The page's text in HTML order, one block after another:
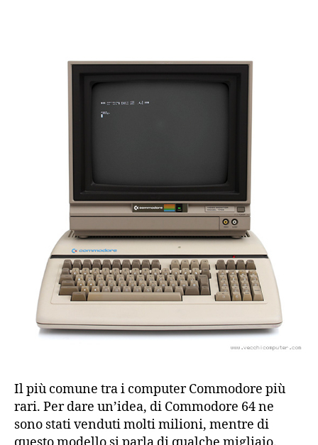
Il più comune tra i computer Commodore più
rari. Per dare un’idea, di Commodore 64 ne
sono stati venduti molti milioni, mentre di